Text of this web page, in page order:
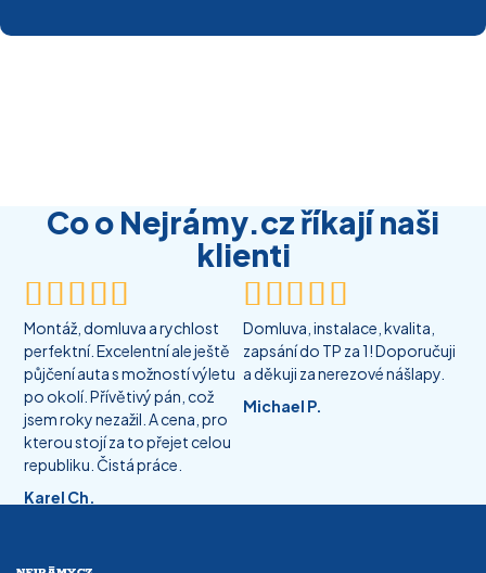
Co o Nejrámy.cz říkají naši
klienti

Montáž, domluva a rychlost
perfektní. Excelentní ale ještě
půjčení auta s možností výletu
po okolí. Přívětivý pán, což
jsem roky nezažil. A cena, pro
kterou stojí za to přejet celou
republiku. Čistá práce.
Karel Ch.

Domluva, instalace, kvalita,
zapsání do TP za 1! Doporučuji
a děkuji za nerezové nášlapy.
Michael P.